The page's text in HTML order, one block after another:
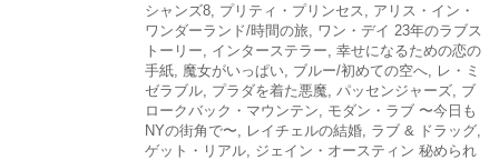
シャンズ8 プリティ・プリンセス
アリス・イン・
ワンダーランド/時間の旅 ワン・デイ 23年のラブス
トーリー
インターステラー 幸せになるための恋の
手紙 魔女がいっぱい ブルー/初めての空へ
レ・ミ
ゼラブル プラダを着た悪魔 パッセンジャーズ ブ
ロークバック・マウンテン
モダン・ラブ 〜今日も
NYの街角で〜
レイチェルの結婚 ラブ & ドラッグ
ゲット・リアル ジェイン・オースティン 秘められ